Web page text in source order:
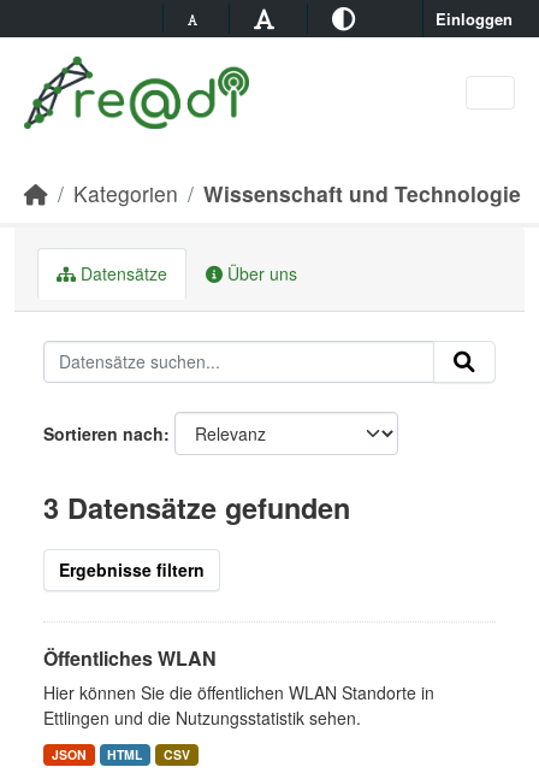
Einloggen
Kategorien Wissenschaft und Technologie
Datensätze Über uns
Sortieren nach
3 Datensätze gefunden
Ergebnisse filtern
Öffentliches WLAN
Hier können Sie die öffentlichen WLAN Standorte in
Ettlingen und die Nutzungsstatistik sehen.
JSON HTML CSV